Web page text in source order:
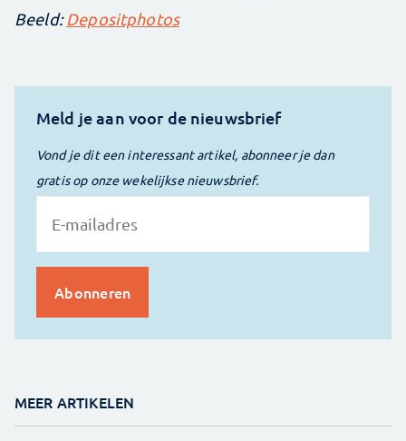
Beeld:Depositphotos
Meld je aan voor de nieuwsbrief
Vond je dit een interessant artikel, abonneer je dan
gratis op onze wekelijkse nieuwsbrief.
MEER ARTIKELEN